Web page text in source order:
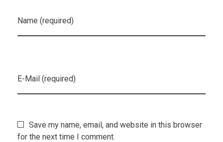
Name (required)
E-Mail (required)
Save my name, email, and website in this browser
for the next time I comment.